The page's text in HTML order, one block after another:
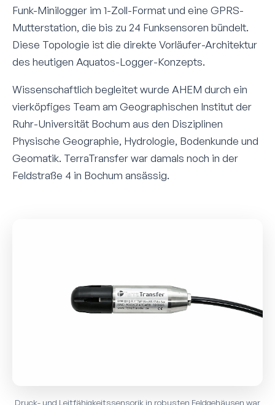
Funk-Minilogger im 1-Zoll-Format und eine GPRS-
Mutterstation, die bis zu 24 Funksensoren bündelt.
Diese Topologie ist die direkte Vorläufer-Architektur
des heutigen Aquatos-Logger-Konzepts.
Wissenschaftlich begleitet wurde AHEM durch ein
vier­köpfiges Team am Geographischen Institut der
Ruhr-Universität Bochum aus den Disziplinen
Physische Geographie, Hydrologie, Bodenkunde und
Geomatik. TerraTransfer war damals noch in der
Feldstraße 4 in Bochum ansässig.
Druck- und Leitfähigkeits­sensorik in robusten Feldgehäusen war